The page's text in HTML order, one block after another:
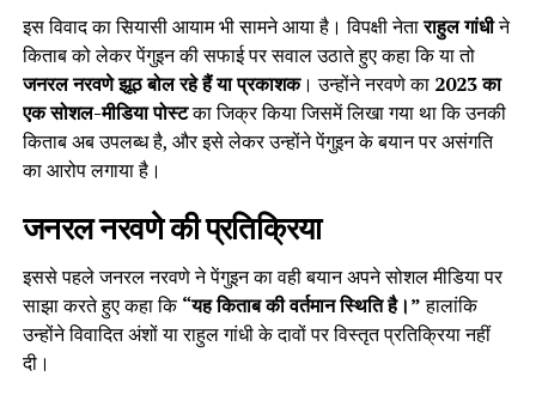
इस विवाद का सियासी आयाम भी सामने आया है। विपक्षी नेताराहुल गांधीने
किताब को लेकर पेंगुइन की सफाई पर सवाल उठाते हुए कहा कि या तो
जनरल नरवणे झूठ बोल रहे हैं या प्रकाशक। उन्होंने नरवणे का 2023 का
एक सोशल-मीडिया पोस्टका जिक्र किया जिसमें लिखा गया था कि उनकी
किताब अब उपलब्ध है, और इसे लेकर उन्होंने पेंगुइन के बयान पर असंगति
का आरोप लगाया है।
जनरल नरवणे की प्रतिक्रिया
इससे पहले जनरल नरवणे ने पेंगुइन का वही बयान अपने सोशल मीडिया पर
साझा करते हुए कहा कि“यह किताब की वर्तमान स्थिति है।”हालांकि
उन्होंने विवादित अंशों या राहुल गांधी के दावों पर विस्तृत प्रतिक्रिया नहीं
दी।